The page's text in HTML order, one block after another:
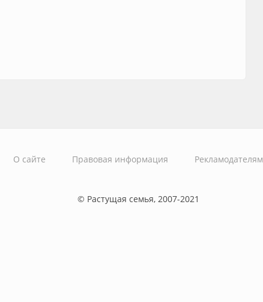
О сайте Правовая информация Рекламодателям
© Растущая семья, 2007-2021